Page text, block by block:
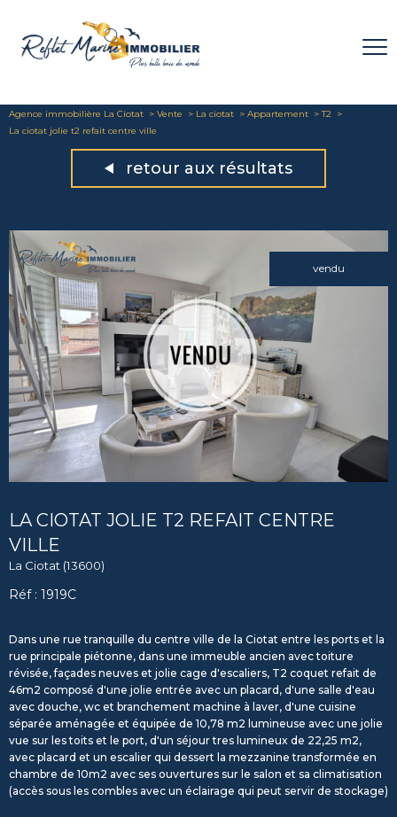
Agence immobilière La Ciotat Vente La ciotat Appartement
T2
La ciotat jolie t2 refait centre ville
retour aux résultats
vendu
LA CIOTAT JOLIE T2 REFAIT CENTRE
VILLE
La Ciotat (13600)
Réf : 1919C
Dans une rue tranquille du centre ville de la Ciotat entre les ports et la
rue principale piétonne, dans une immeuble ancien avec toiture
révisée, façades neuves et jolie cage d'escaliers, T2 coquet refait de
46m2 composé d'une jolie entrée avec un placard, d'une salle d'eau
avec douche, wc et branchement machine à laver, d'une cuisine
séparée aménagée et équipée de 10,78 m2 lumineuse avec une jolie
vue sur les toits et le port, d'un séjour tres lumineux de 22,25 m2,
avec placard et un escalier qui dessert la mezzanine transformée en
chambre de 10m2 avec ses ouvertures sur le salon et sa climatisation
(accès sous les combles avec un éclairage qui peut servir de stockage)